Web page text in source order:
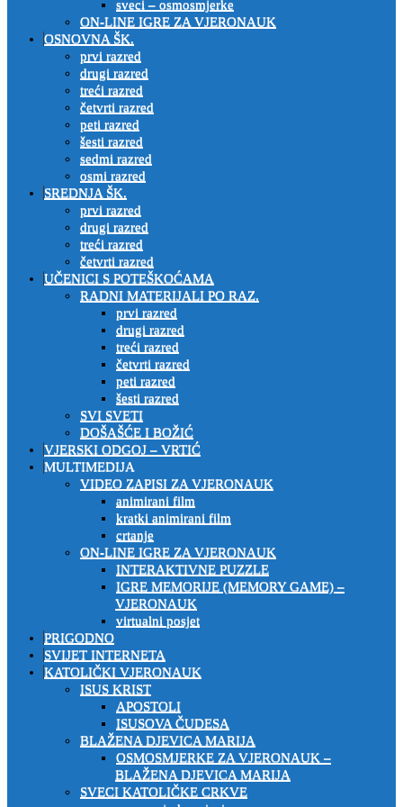
sveci – osmosmjerke
ON-LINE IGRE ZA VJERONAUK
OSNOVNA ŠK.
prvi razred
drugi razred
treći razred
četvrti razred
peti razred
šesti razred
sedmi razred
osmi razred
SREDNJA ŠK.
prvi razred
drugi razred
treći razred
četvrti razred
UČENICI S POTEŠKOĆAMA
RADNI MATERIJALI PO RAZ.
prvi razred
drugi razred
treći razred
četvrti razred
peti razred
šesti razred
SVI SVETI
DOŠAŠĆE I BOŽIĆ
VJERSKI ODGOJ – VRTIĆ
MULTIMEDIJA
VIDEO ZAPISI ZA VJERONAUK
animirani film
kratki animirani film
crtanje
ON-LINE IGRE ZA VJERONAUK
INTERAKTIVNE PUZZLE
IGRE MEMORIJE (MEMORY GAME) –
VJERONAUK
virtualni posjet
PRIGODNO
SVIJET INTERNETA
KATOLIČKI VJERONAUK
ISUS KRIST
APOSTOLI
ISUSOVA ČUDESA
BLAŽENA DJEVICA MARIJA
OSMOSMJERKE ZA VJERONAUK –
BLAŽENA DJEVICA MARIJA
SVECI KATOLIČKE CRKVE